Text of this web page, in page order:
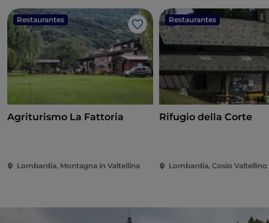
Restaurantes
Me gusta
Agriturismo La Fattoria
Lombardia, Montagna in Valtellina
Restaurantes
Rifugio della Corte
Lombardia, Cosio Valtellino